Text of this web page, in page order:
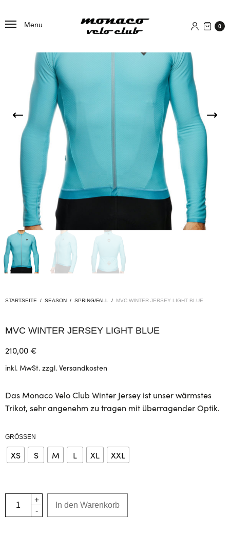
Menu 0
STARTSEITE / SEASON / SPRING/FALL / MVC WINTER JERSEY LIGHT BLUE
MVC WINTER JERSEY LIGHT BLUE
210,00 €
inkl. MwSt. zzgl. Versandkosten
Das Monaco Velo Club Winter Jersey ist unser wärmstes
Trikot, sehr angenehm zu tragen mit überragender Optik.
GRÖSSEN
XS S M L XL XXL
In den Warenkorb